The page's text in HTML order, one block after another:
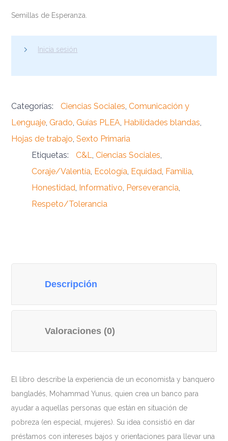
Semillas de Esperanza.
Inicia sesión
Categorías: Ciencias Sociales ,Comunicación y
Lenguaje Grado Guías PLEA Habilidades blandas
Hojas de trabajo ,Sexto Primaria
Etiquetas:
C&L ,Ciencias Sociales
Coraje/Valentía Ecología Equidad Familia
Honestidad Informativo Perseverancia
Respeto/Tolerancia
Descripción
Valoraciones (0)
El libro describe la experiencia de un economista y banquero
bangladés, Mohammad Yunus, quien crea un banco para
ayudar a aquellas personas que están en situación de
pobreza (en especial, mujeres). Su idea consistió en dar
préstamos con intereses bajos y orientaciones para llevar una